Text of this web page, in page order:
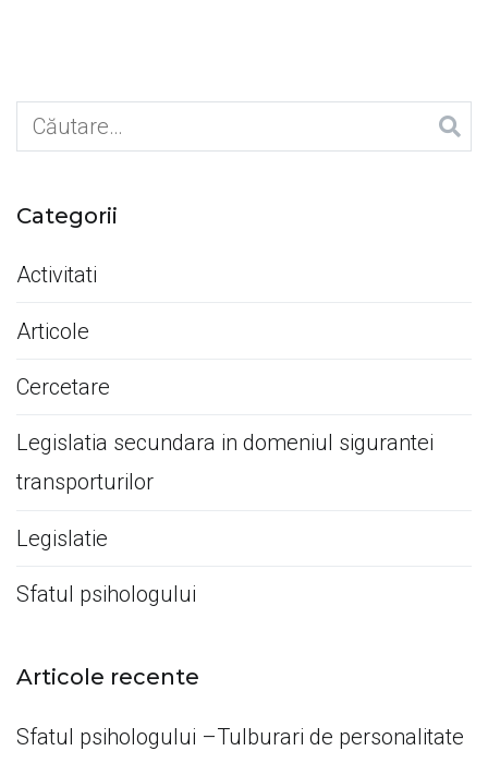
Caută
după:
Categorii
Activitati
Articole
Cercetare
Legislatia secundara in domeniul sigurantei
transporturilor
Legislatie
Sfatul psihologului
Articole recente
Sfatul psihologului –Tulburari de personalitate